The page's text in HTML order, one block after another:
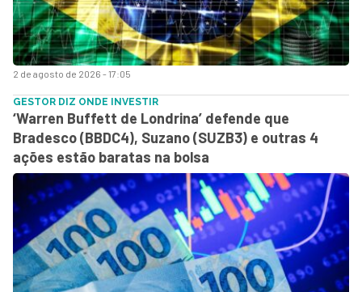
2 de agosto de 2026 - 17:05
GESTOR DIZ ONDE INVESTIR
‘Warren Buffett de Londrina’ defende que
Bradesco (BBDC4), Suzano (SUZB3) e outras 4
ações estão baratas na bolsa